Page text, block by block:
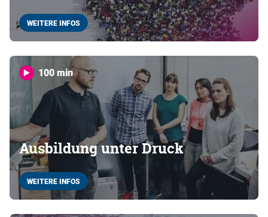
WEITERE INFOS
100 min
Ausbildung unter Druck
WEITERE INFOS